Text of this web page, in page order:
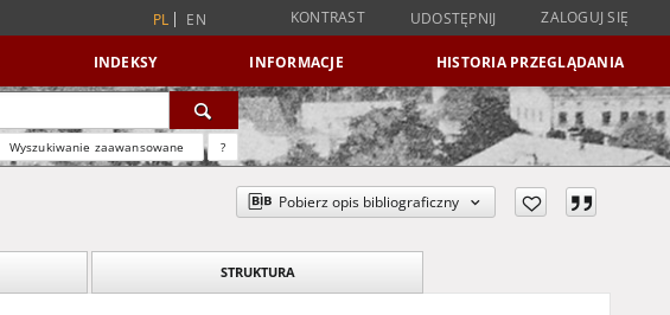
PL EN KONTRAST UDOSTĘPNIJ ZALOGUJ SIĘ
INDEKSY INFORMACJE HISTORIA PRZEGLĄDANIA
Wyszukiwanie zaawansowane ?
Pobierz opis bibliograficzny
STRUKTURA